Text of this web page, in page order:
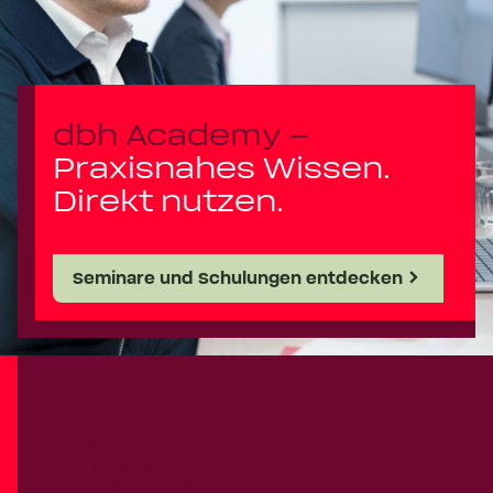
dbh Academy –
Praxisnahes Wissen.
Direkt nutzen.
Seminare und Schulungen entdecken